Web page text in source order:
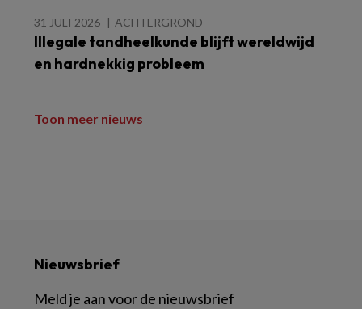
31 JULI 2026 ACHTERGROND
Illegale tandheelkunde blijft wereldwijd
en hardnekkig probleem
Toon meer nieuws
Nieuwsbrief
Meld je aan voor de nieuwsbrief